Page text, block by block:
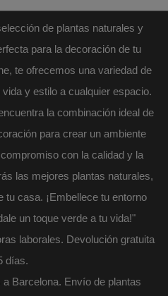
de plantas naturales y
para la decoración de tu
te ofrecemos una variedad de
y estilo a cualquier espacio.
la combinación ideal de
para crear un ambiente
con la calidad y la
las mejores plantas naturales,
tu casa. ¡Embellece tu entorno
un toque verde a tu vida!"
laborales. Devolución gratuita
días.
Barcelona. Envío de plantas